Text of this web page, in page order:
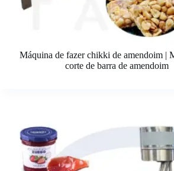
Máquina de fazer chikki de amendoim |
corte de barra de amendoim